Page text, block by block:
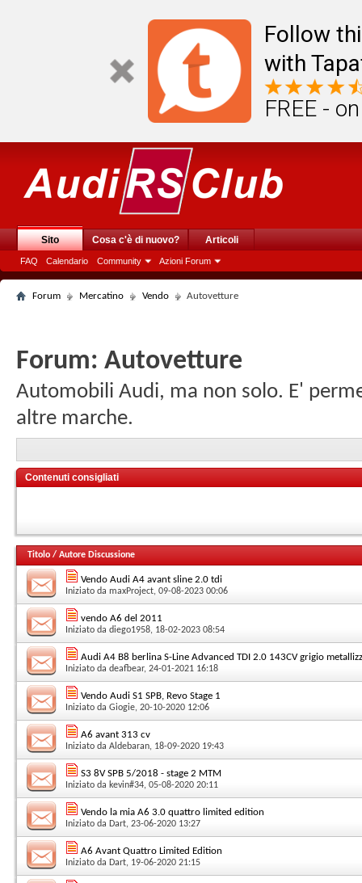
Follow
with
FREE -
Sito
FAQ Calendario Community Azioni Forum
Cosa c'è di nuovo? Articoli
Forum Mercatino Vendo Autovetture
Forum: Autovetture
Automobili Audi, ma non solo. E'
altre marche.
Contenuti consigliati
Titolo / Autore Discussione
Vendo Audi A4 avant sline 2.0 tdi
Iniziato da maxProject, 09-08-2023 00:06
vendo A6 del 2011
Iniziato da diego1958, 18-02-2023 08:54
Audi A4 B8 berlina S-Line Advanced TDI 2.0 143CV grigio
Iniziato da deafbear, 24-01-2021 16:18
Vendo Audi S1 SPB, Revo Stage 1
Iniziato da Giogie, 20-10-2020 12:06
A6 avant 313 cv
Iniziato da Aldebaran, 18-09-2020 19:43
S3 8V SPB 5/2018 - stage 2 MTM
Iniziato da kevin#34, 05-08-2020 20:11
Vendo la mia A6 3.0 quattro limited edition
Iniziato da Dart, 23-06-2020 13:27
A6 Avant Quattro Limited Edition
Iniziato da Dart, 19-06-2020 21:15